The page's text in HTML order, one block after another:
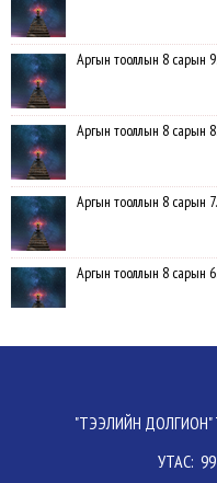
Аргын тооллын 8 сарын
Аргын тооллын 8 сарын
Аргын тооллын 8 сарын
Аргын тооллын 8 сарын
Аргын тооллын 8 сарын
Аргын тооллын 8 сарын
"ТЭЭЛИЙН ДОЛГИОН"
УТАС: